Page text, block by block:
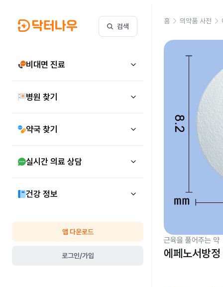
검색
비대면 진료
병원 찾기
약국 찾기
실시간 의료 상담
건강 정보
앱 다운로드
로그인/가입
홈 의약품 사전
근육을 풀어주는 약
에페노서방